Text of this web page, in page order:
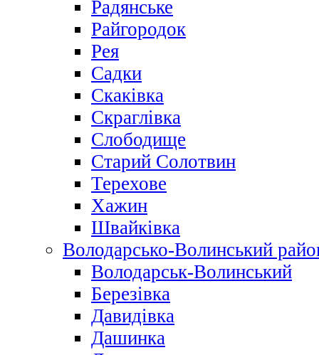
Радянське
Райгородок
Рея
Садки
Скаківка
Скраглівка
Слободище
Старий Солотвин
Терехове
Хажин
Швайківка
Володарсько-Волинський
Володарськ-Волинський
Березівка
Давидівка
Дашинка